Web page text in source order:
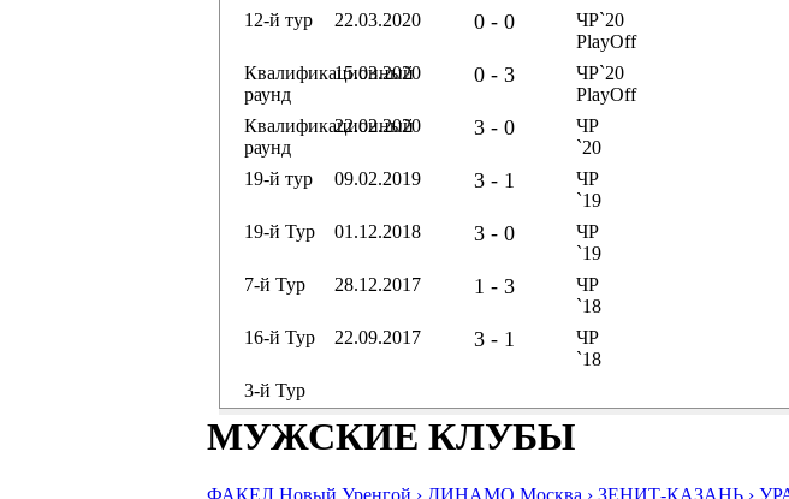
12-й тур
22.03.2020 0 - 0
ЧР`20
PlayOff
Квалификационный
раунд
15.03.2020 0 - 3
ЧР`20
PlayOff
Квалификационный
раунд
22.02.2020 3 - 0
ЧР
`20
19-й тур
09.02.2019 3 - 1
ЧР
`19
19-й Тур
01.12.2018 3 - 0
ЧР
`19
7-й Тур
28.12.2017 1 - 3
ЧР
`18
16-й Тур
22.09.2017 3 - 1
ЧР
`18
3-й Тур
МУЖСКИЕ КЛУБЫ